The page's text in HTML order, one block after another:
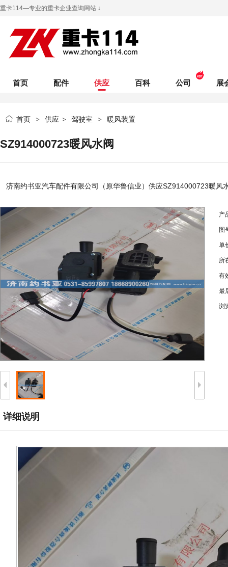
重卡114—专业的重卡企业查询网站 ↓
首页 配件 供应 百科 公司 展
首页 > 供应 > 驾驶室 > 暖风装置
SZ914000723暖风水阀
济南约书亚汽车配件有限公司（原华鲁信业） 供应SZ914000723暖风
产
图
单
所
有
最
浏
详细说明